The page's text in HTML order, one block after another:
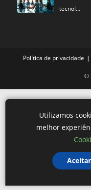
tecnol…
Política de privacidade
©
Utilizamos
melhor
Aceitar